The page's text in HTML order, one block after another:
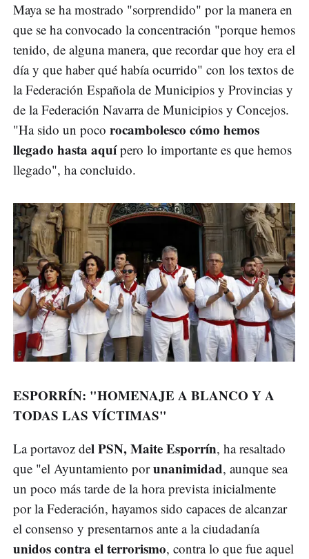
Maya se ha mostrado "sorprendido" por la manera en
que se ha convocado la concentración "porque hemos
tenido, de alguna manera, que recordar que hoy era el
día y que haber qué había ocurrido" con los textos de
la Federación Española de Municipios y Provincias y
de la Federación Navarra de Municipios y Concejos.
"Ha sido un poco rocambolesco cómo hemos
llegado hasta aquípero lo importante es que hemos
llegado", ha concluido.
ESPORRÍN: "HOMENAJE A BLANCO Y A
TODAS LAS VÍCTIMAS"
La portavoz del PSN, Maite Esporrín, ha resaltado
que "el Ayuntamiento porunanimidad, aunque sea
un poco más tarde de la hora prevista inicialmente
por la Federación, hayamos sido capaces de alcanzar
el consenso y presentarnos ante a la ciudadanía
unidos contra el terrorismo, contra lo que fue aquel